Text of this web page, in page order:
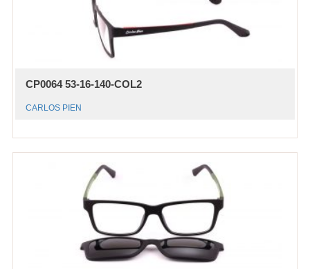
CP0064 53-16-140-COL2
CARLOS PIEN